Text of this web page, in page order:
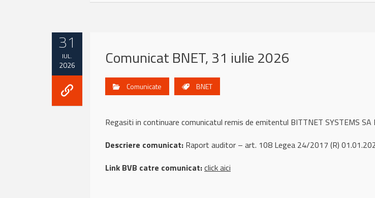
31
IUL.
2026 Comunicat BNET, 31 iulie 2026
Comunicate BNET
Regasiti in continuare comunicatul remis de emitentul BITTNET SYSTEMS
Descriere comunicat: Raport auditor – art. 108 Legea 24/2017 (R)
Link BVB catre comunicat:click aici